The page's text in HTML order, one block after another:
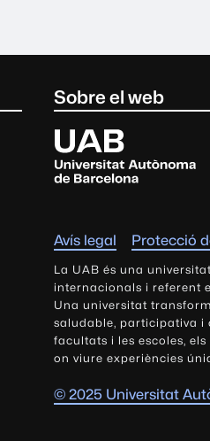
Sobre el web
U
n
i
s
i
t
a
t
A
u
t
ò
Avís legal Protecció
La UAB és una
internacionals i referent
Una universitat
saludable, participativa i
facultats i les escoles,
on viure experiències
© 2025 Universitat